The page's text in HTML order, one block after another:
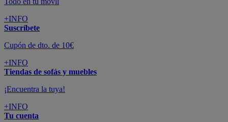
+INFO
Suscríbete
Cupón de dto. de 10€
+INFO
Tiendas de sofás y muebles
¡Encuentra la tuya!
+INFO
Tu cuenta